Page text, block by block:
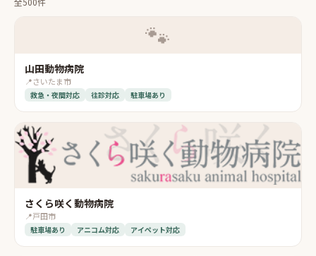
🐾
山田動物病院
📍さいたま市
救急・夜間対応 往診対応 駐車場あり
さくら咲く動物病院
📍戸田市
駐車場あり アニコム対応 アイペット対応